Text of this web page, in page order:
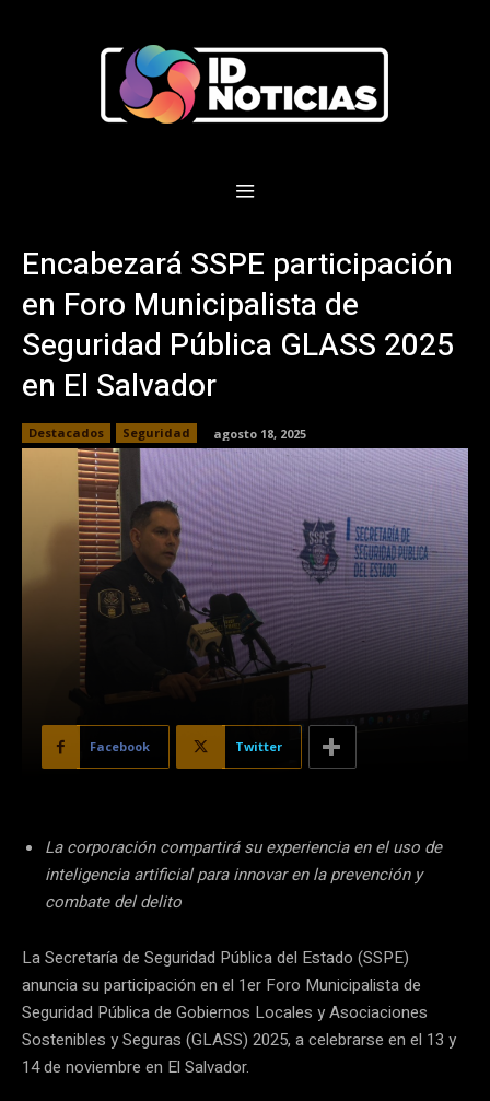
Encabezará SSPE participación
en Foro Municipalista de
Seguridad Pública GLASS 2025
en El Salvador
Destacados Seguridad agosto 18, 2025
Facebook Twitter
La corporación compartirá su experiencia en el uso de
inteligencia artificial para innovar en la prevención y
combate del delito
La Secretaría de Seguridad Pública del Estado (SSPE)
anuncia su participación en el 1er Foro Municipalista de
Seguridad Pública de Gobiernos Locales y Asociaciones
Sostenibles y Seguras (GLASS) 2025, a celebrarse en el 13 y
14 de noviembre en El Salvador.